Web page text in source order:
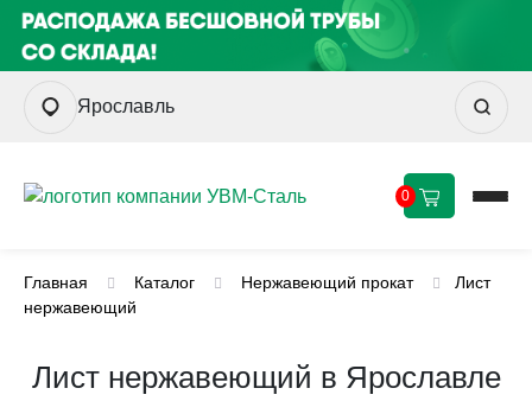
Ярославль
0
Главная Каталог Нержавеющий прокат
Лист
нержавеющий
Лист нержавеющий в Ярославле